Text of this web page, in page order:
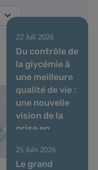
22 Juil 2026
Du contrôle de
la glycémie à
une meilleure
qualité de vie :
une nouvelle
vision de la
prise en
diabète
25 Juin 2026
Le grand